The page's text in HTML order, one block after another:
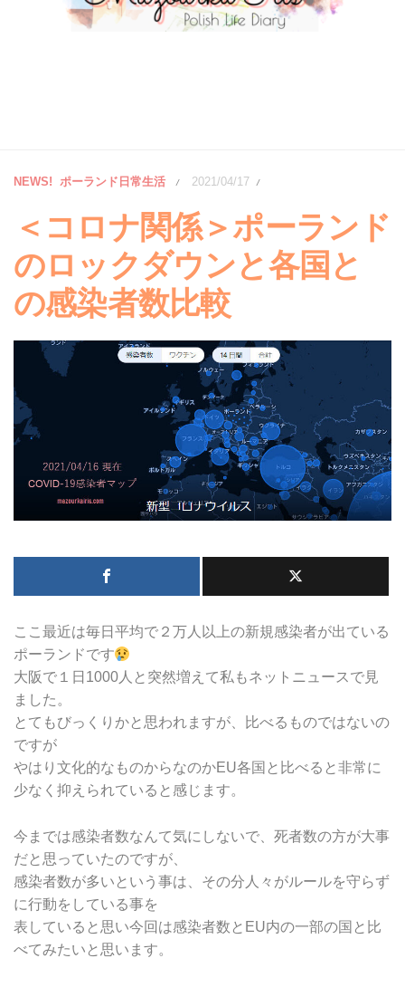
NEWS! ポーランド日常生活 / 2021/04/17 /
＜コロナ関係＞ポーランド
のロックダウンと各国と
の感染者数比較
ここ最近は毎日平均で２万人以上の新規感染者が出ている
ポーランドです
大阪で１日1000人と突然増えて私もネットニュースで見
ました。
とてもびっくりかと思われますが、比べるものではないの
ですが
やはり文化的なものからなのかEU各国と比べると非常に
少なく抑えられていると感じます。
今までは感染者数なんて気にしないで、死者数の方が大事
だと思っていたのですが、
感染者数が多いという事は、その分人々がルールを守らず
に行動をしている事を
表していると思い今回は感染者数とEU内の一部の国と比
べてみたいと思います。